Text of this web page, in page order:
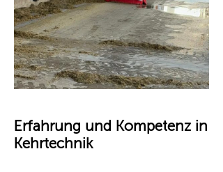
Erfahrung und Kompetenz in
Kehrtechnik